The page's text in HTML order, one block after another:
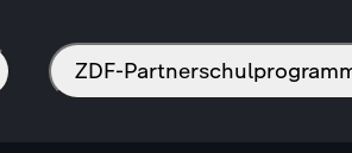
ZDF-